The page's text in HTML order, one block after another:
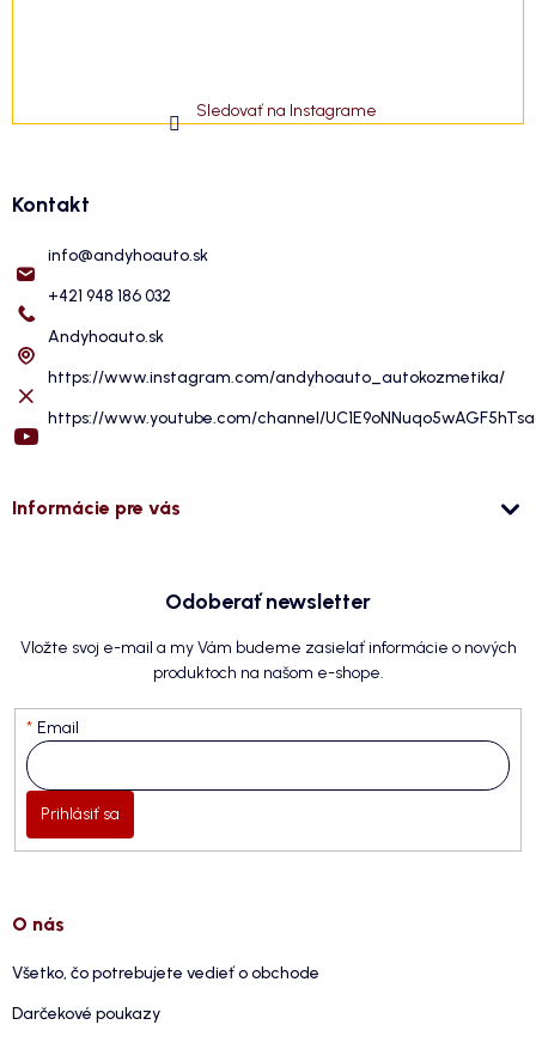
Sledovať na Instagrame
Kontakt
info@andyhoauto.sk
+421 948 186 032
Andyhoauto.sk
https://www.instagram.com/andyhoauto_autokozmetika/
https://www.youtube.com/channel/
Informácie pre vás
Odoberať newsletter
Vložte svoj e-mail a my Vám budeme zasielať informácie o nových
produktoch na našom e-shope.
Email
Prihlásiť sa
O nás
Všetko, čo potrebujete vedieť o obchode
Darčekové poukazy